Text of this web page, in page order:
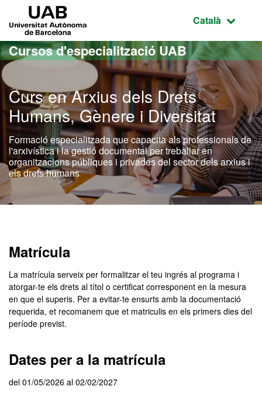
Ves al contingut principal
Ves a la navegació de la pàgina
Idioma
Català
Cursos d'especialització UAB
Curs en Arxius dels Drets
Humans, Gènere i Diversitat
Formació especialitzada que capacita als professionals de
l'arxivística i la gestió documental per treballar en
organitzacions públiques i privades del sector dels arxius i
els drets humans
Matrícula
La matrícula serveix per formalitzar el teu ingrés al programa i
atorgar-te els drets al títol o certificat corresponent en la mesura
en que el superis. Per a evitar-te ensurts amb la documentació
requerida, et recomanem que et matriculis en els primers dies del
període previst.
Dates per a la matrícula
del 01/05/2026 al 02/02/2027